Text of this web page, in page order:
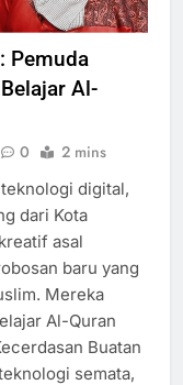
Pemuda
Al-
0 2 mins
digital,
dari Kota
asal
baru yang
Mereka
Al-Quran
Buatan
semata,